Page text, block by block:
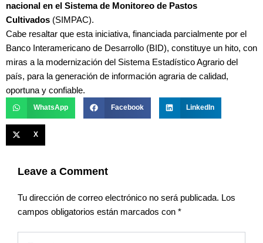
nacional en el Sistema de Monitoreo de Pastos
Cultivados (SIMPAC).
Cabe resaltar que esta iniciativa, financiada parcialmente por el
Banco Interamericano de Desarrollo (BID), constituye un hito, con
miras a la modernización del Sistema Estadístico Agrario del
país, para la generación de información agraria de calidad,
oportuna y confiable.
WhatsApp Facebook LinkedIn
X
Leave a Comment
Tu dirección de correo electrónico no será publicada. Los
campos obligatorios están marcados con *